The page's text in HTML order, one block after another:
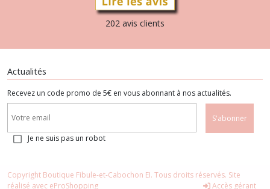
202 avis clients
Actualités
Recevez un code promo de 5€ en vous abonnant à nos actualités.
S'abonner
Je ne suis pas un robot
Copyright Boutique Fibule-et-Cabochon EI. Tous droits réservés. Site
réalisé avec eProShopping Accès gérant